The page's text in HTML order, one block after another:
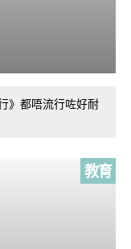
》都唔流行咗好耐
教育